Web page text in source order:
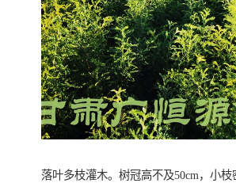
落叶多枝灌木。树冠高不及50cm，小